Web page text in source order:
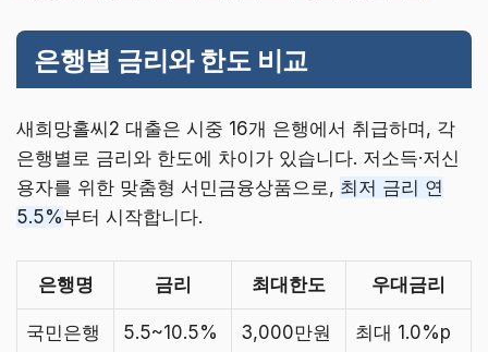
은행별 금리와 한도 비교
새희망홀씨2 대출은 시중 16개 은행에서 취급하며, 각
은행별로 금리와 한도에 차이가 있습니다. 저소득·저신
용자를 위한 맞춤형 서민금융상품으로, 최저 금리 연
5.5%부터 시작합니다.
은행명 금리 최대한도 우대금리
국민은행 5.5~10.5% 3,000만원 최대 1.0%p